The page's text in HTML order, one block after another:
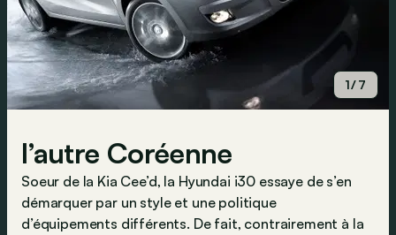
1/7
l’autre Coréenne
Soeur de la Kia Cee’d, la Hyundai i30 essaye de s’en
démarquer par un style et une politique
d’équipements différents. De fait, contrairement à la